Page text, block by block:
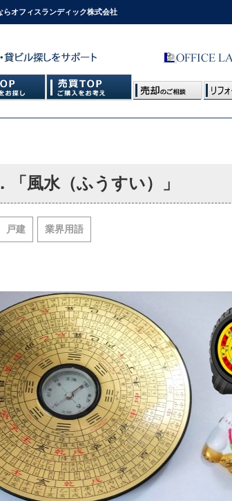
オフィスランディック株式会社
風水（ふうすい）」
戸建 業界用語